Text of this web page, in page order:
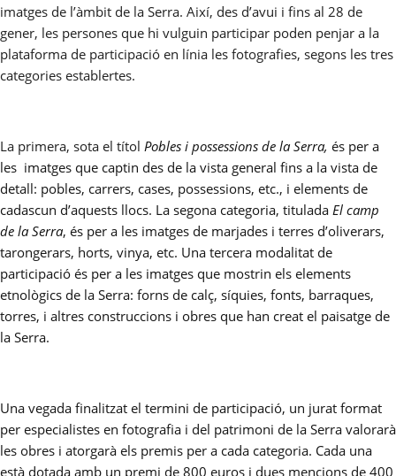
imatges de l’àmbit de la Serra. Així, des d’avui i fins al 28 de
gener, les persones que hi vulguin participar poden penjar a la
plataforma de participació en línia les fotografies, segons les tres
categories establertes.
La primera, sota el títol Pobles i possessions de la Serra, és per a
les imatges que captin des de la vista general fins a la vista de
detall: pobles, carrers, cases, possessions, etc., i elements de
cadascun d’aquests llocs. La segona categoria, titulada El camp
de la Serra, és per a les imatges de marjades i terres d’oliverars,
tarongerars, horts, vinya, etc. Una tercera modalitat de
participació és per a les imatges que mostrin els elements
etnològics de la Serra: forns de calç, síquies, fonts, barraques,
torres, i altres construccions i obres que han creat el paisatge de
la Serra.
Una vegada finalitzat el termini de participació, un jurat format
per especialistes en fotografia i del patrimoni de la Serra valorarà
les obres i atorgarà els premis per a cada categoria. Cada una
està dotada amb un premi de 800 euros i dues mencions de 400